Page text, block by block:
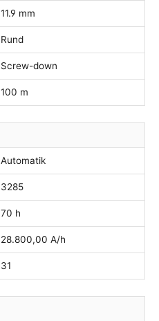
11.9 mm
Rund
Screw-down
100 m
Automatik
3285
70 h
28.800,00 A/h
31